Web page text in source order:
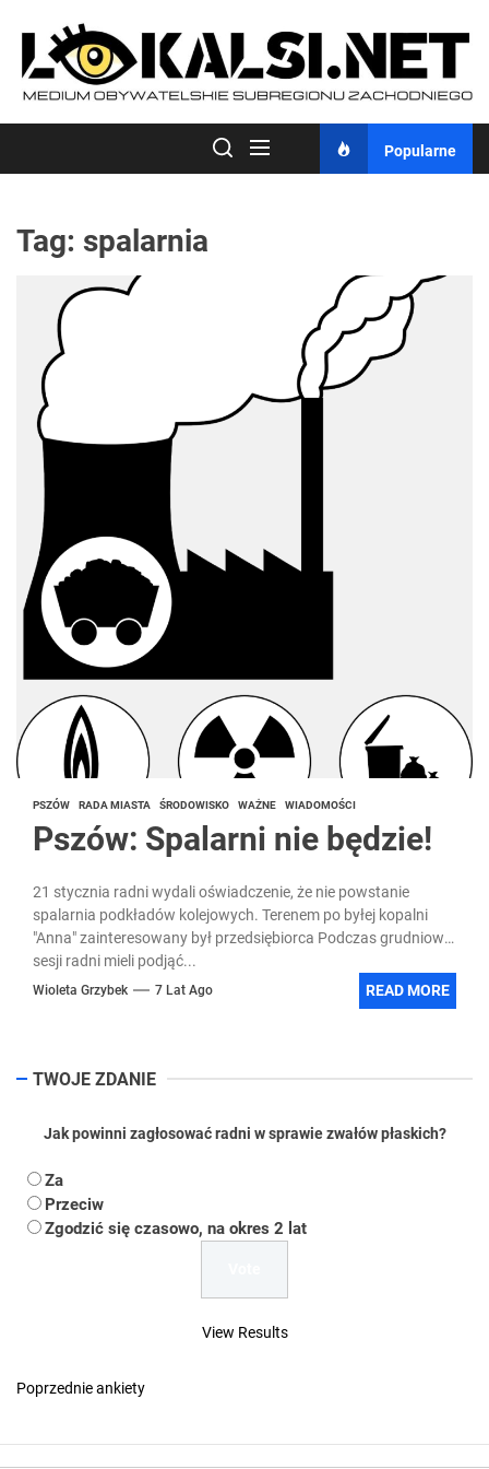
content
Popularne
Tag: spalarnia
PSZÓW RADA MIASTA ŚRODOWISKO WAŻNE WIADOMOŚCI
Pszów: Spalarni nie będzie!
21 stycznia radni wydali oświadczenie, że nie powstanie
spalarnia podkładów kolejowych. Terenem po byłej kopalni
"Anna" zainteresowany był przedsiębiorca Podczas grudniowej
sesji radni mieli podjąć...
Wioleta Grzybek 7 Lat Ago READ MORE
TWOJE ZDANIE
Jak powinni zagłosować radni w sprawie zwałów płaskich?
Za
Przeciw
Zgodzić się czasowo, na okres 2 lat
View Results
Poprzednie ankiety